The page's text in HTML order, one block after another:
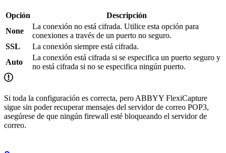
Opción
Descripción
None
La conexión no está cifrada. Utilice esta opción para
conexiones a través de un puerto no seguro.
SSL
La conexión siempre está cifrada.
Auto
La conexión está cifrada si se especifica un puerto seguro y
no está cifrada si no se especifica ningún puerto.
Si toda la configuración es correcta, pero ABBYY FlexiCapture
sigue sin poder recuperar mensajes del servidor de correo POP3,
asegúrese de que ningún firewall esté bloqueando el servidor de
correo.